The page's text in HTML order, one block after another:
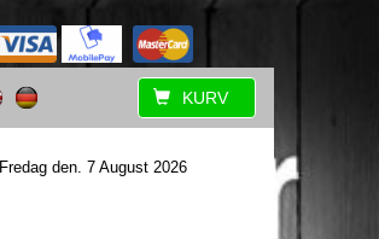
KURV
Fredag den. 7 August 2026